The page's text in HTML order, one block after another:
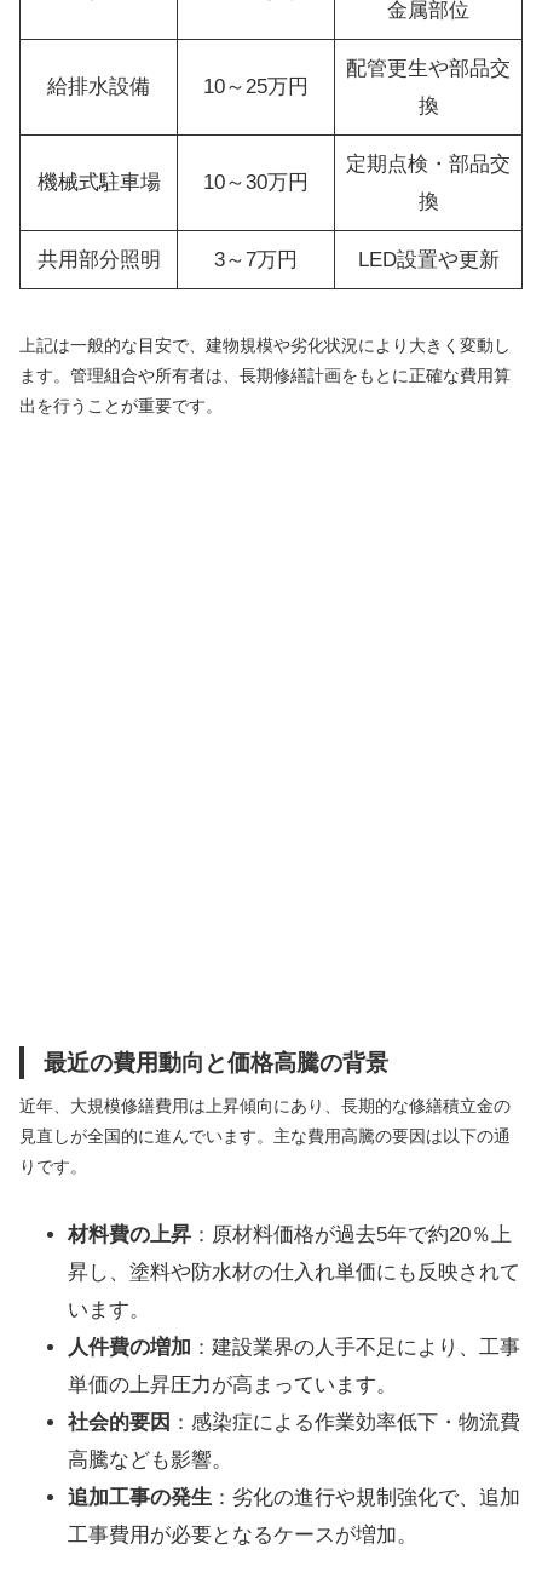
金属部位
給排水設備 10～25万円
配管更生や部品交
換
機械式駐車場 10～30万円
定期点検・部品交
換
共用部分照明 3～7万円 LED設置や更新
上記は一般的な目安で、建物規模や劣化状況により大きく変動し
ます。管理組合や所有者は、長期修繕計画をもとに正確な費用算
出を行うことが重要です。
最近の費用動向と価格高騰の背景
近年、大規模修繕費用は上昇傾向にあり、長期的な修繕積立金の
見直しが全国的に進んでいます。主な費用高騰の要因は以下の通
りです。
材料費の上昇 ：原材料価格が過去5年で約20％上
昇し、塗料や防水材の仕入れ単価にも反映されて
います。
人件費の増加 ：建設業界の人手不足により、工事
単価の上昇圧力が高まっています。
社会的要因 ：感染症による作業効率低下・物流費
高騰なども影響。
追加工事の発生 ：劣化の進行や規制強化で、追加
工事費用が必要となるケースが増加。